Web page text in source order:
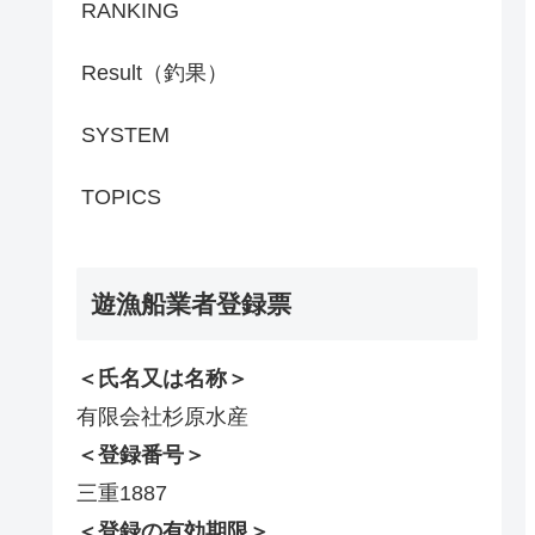
RANKING
Result（釣果）
SYSTEM
TOPICS
遊漁船業者登録票
＜氏名又は名称＞
有限会社杉原水産
＜登録番号＞
三重1887